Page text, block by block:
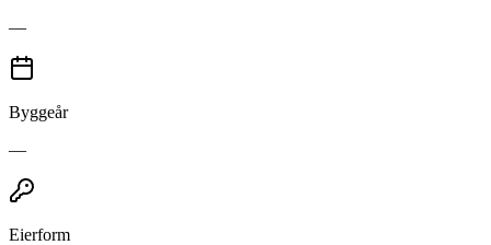
—
Byggeår
—
Eierform